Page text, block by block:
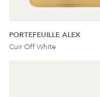
PORTEFEUILLE ALEX
Cuir Off White